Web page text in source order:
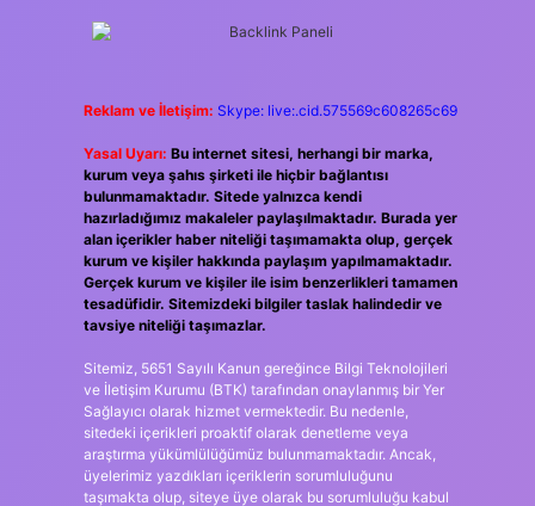
Reklam ve İletişim: Skype: live:.cid.575569c608265c69
Yasal Uyarı: Bu internet sitesi, herhangi bir marka,
kurum veya şahıs şirketi ile hiçbir bağlantısı
bulunmamaktadır. Sitede yalnızca kendi
hazırladığımız makaleler paylaşılmaktadır. Burada yer
alan içerikler haber niteliği taşımamakta olup, gerçek
kurum ve kişiler hakkında paylaşım yapılmamaktadır.
Gerçek kurum ve kişiler ile isim benzerlikleri tamamen
tesadüfidir. Sitemizdeki bilgiler taslak halindedir ve
tavsiye niteliği taşımazlar.
Sitemiz, 5651 Sayılı Kanun gereğince Bilgi Teknolojileri
ve İletişim Kurumu (BTK) tarafından onaylanmış bir Yer
Sağlayıcı olarak hizmet vermektedir. Bu nedenle,
sitedeki içerikleri proaktif olarak denetleme veya
araştırma yükümlülüğümüz bulunmamaktadır. Ancak,
üyelerimiz yazdıkları içeriklerin sorumluluğunu
taşımakta olup, siteye üye olarak bu sorumluluğu kabul